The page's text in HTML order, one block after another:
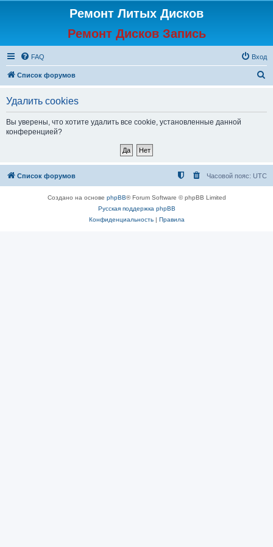
Ремонт Литых Дисков
Ремонт Дисков Запись
FAQ Вход
Список форумов
Удалить cookies
Вы уверены, что хотите удалить все cookie, установленные данной
конференцией?
Список форумов Часовой пояс: UTC
Создано на основе phpBB® Forum Software © phpBB Limited
Русская поддержка phpBB
Конфиденциальность| Правила